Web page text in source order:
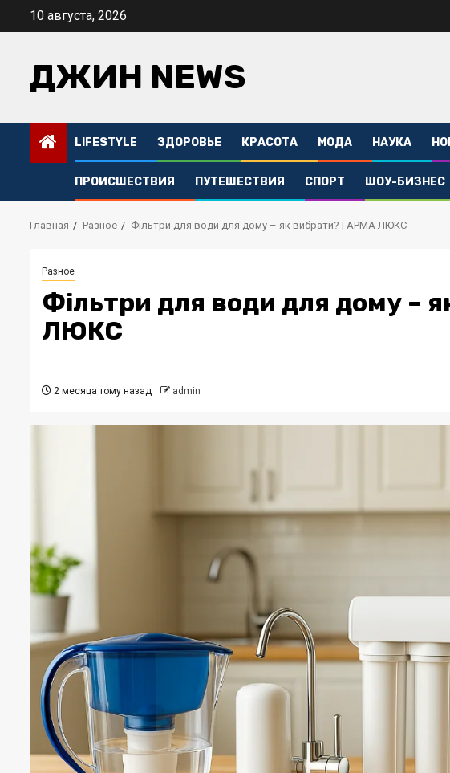
Перейти10 августа, 2026
ДЖИН NEWS
LIFESTYLE ЗДОРОВЬЕ КРАСОТА МОДА НАУКА
ПРОИСШЕСТВИЯ ПУТЕШЕСТВИЯ СПОРТ ШОУ-БИЗНЕС
Главная Разное Фільтри для води для дому – як вибрати? | АРМА ЛЮКС
Разное
Фільтри для води для дому –
ЛЮКС
2 месяца тому назад admin